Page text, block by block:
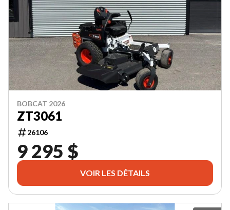
BOBCAT 2026
ZT3061
26106
9 295 $
VOIR LES DÉTAILS